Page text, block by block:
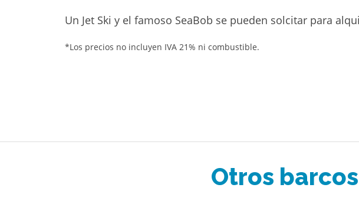
Un Jet Ski y el famoso SeaBob se pueden solcitar para
*Los precios no incluyen IVA 21% ni combustible.
Otros